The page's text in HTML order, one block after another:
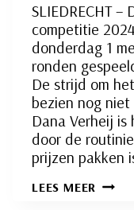
SLIEDRECHT
competitie
donderdag 1
ronden
De strijd om
bezien nog
Dana Verheij
door de
prijzen pakken
LEES MEER RAPID-